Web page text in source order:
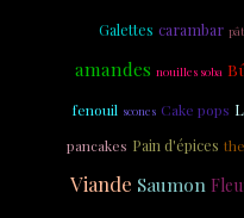
Galettes carambar
amandes nouilles soba
fenouil scones Cake pops
pancakes Pain d'épices
Viande Saumon